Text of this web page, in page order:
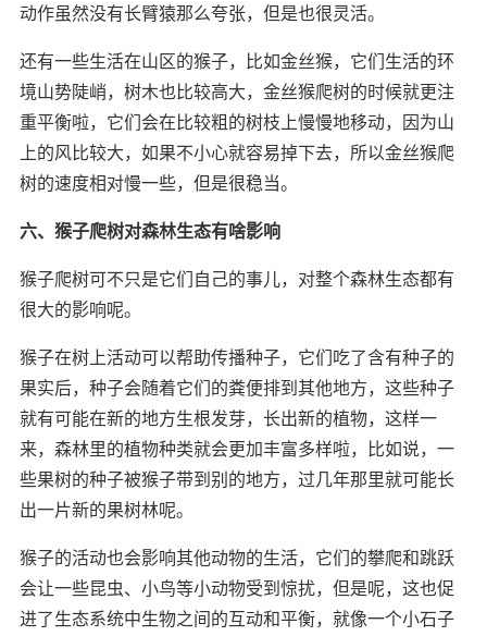
动作虽然没有长臂猿那么夸张，但是也很灵活。
还有一些生活在山区的猴子，比如金丝猴，它们生活的环
境山势陡峭，树木也比较高大，金丝猴爬树的时候就更注
重平衡啦，它们会在比较粗的树枝上慢慢地移动，因为山
上的风比较大，如果不小心就容易掉下去，所以金丝猴爬
树的速度相对慢一些，但是很稳当。
六、猴子爬树对森林生态有啥影响
猴子爬树可不只是它们自己的事儿，对整个森林生态都有
很大的影响呢。
猴子在树上活动可以帮助传播种子，它们吃了含有种子的
果实后，种子会随着它们的粪便排到其他地方，这些种子
就有可能在新的地方生根发芽，长出新的植物，这样一
来，森林里的植物种类就会更加丰富多样啦，比如说，一
些果树的种子被猴子带到别的地方，过几年那里就可能长
出一片新的果树林呢。
猴子的活动也会影响其他动物的生活，它们的攀爬和跳跃
会让一些昆虫、小鸟等小动物受到惊扰，但是呢，这也促
进了生态系统中生物之间的互动和平衡，就像一个小石子